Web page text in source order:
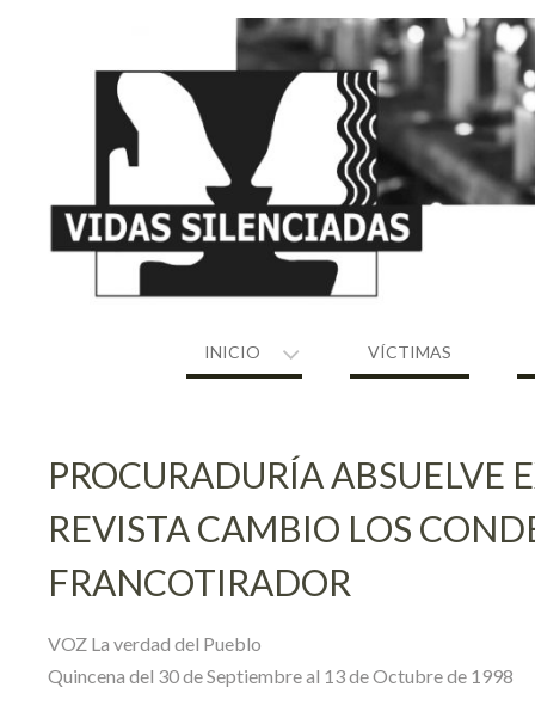
INICIO VÍCTIMAS
PROCURADURÍA ABSUELVE
REVISTA CAMBIO LOS
FRANCOTIRADOR
VOZ La verdad del Pueblo
Quincena del 30 de Septiembre al 13 de Octubre de 1998